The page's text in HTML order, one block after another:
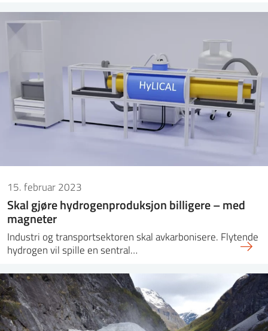
15. februar 2023
Skal gjøre hydrogenproduksjon billigere – med
magneter
Industri og transportsektoren skal avkarbonisere. Flytende
hydrogen vil spille en sentral…